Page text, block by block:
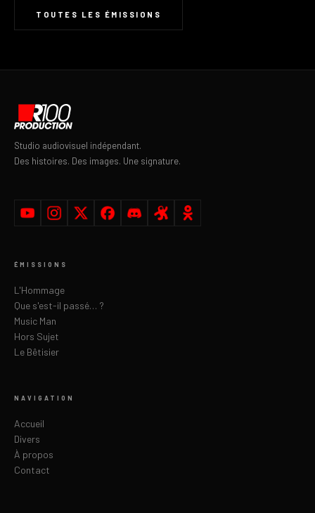
TOUTES LES ÉMISSIONS
Studio audiovisuel indépendant.
Des histoires. Des images. Une signature.
ÉMISSIONS
L'Hommage
Que s'est-il passé… ?
Music Man
Hors Sujet
Le Bêtisier
NAVIGATION
Accueil
Divers
À propos
Contact